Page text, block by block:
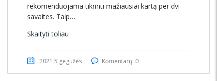
rekomenduojama tikrinti mažiausiai kartą per dvi
savaites. Taip…
Skaityti toliau
2021 5 gegužės Komentarų: 0